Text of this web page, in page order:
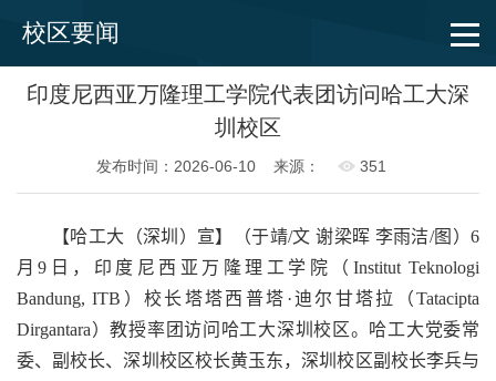
校区要闻
印度尼西亚万隆理工学院代表团访问哈工大深
圳校区
发布时间：2026-06-10 来源： 351
【哈工大（深圳）宣】（于靖/文 谢梁晖 李雨洁/图）6
月9 日，印度尼西亚万隆理工学院（ Institut Teknologi
Bandung, ITB ）校长塔塔西普塔 ·迪尔甘塔拉（Tatacipta
Dirgantara）教授率团访问哈工大深圳校区。哈工大党委常
委、副校长、深圳校区校长黄玉东，深圳校区副校长李兵与